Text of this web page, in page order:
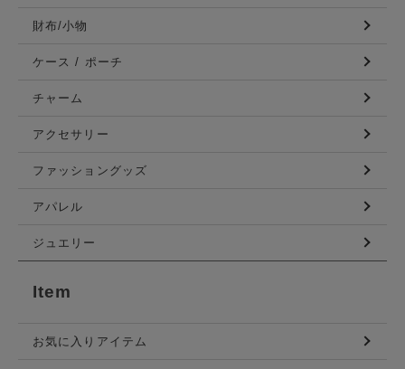
財布/小物
ケース / ポーチ
チャーム
アクセサリー
ファッショングッズ
アパレル
ジュエリー
Item
お気に入りアイテム